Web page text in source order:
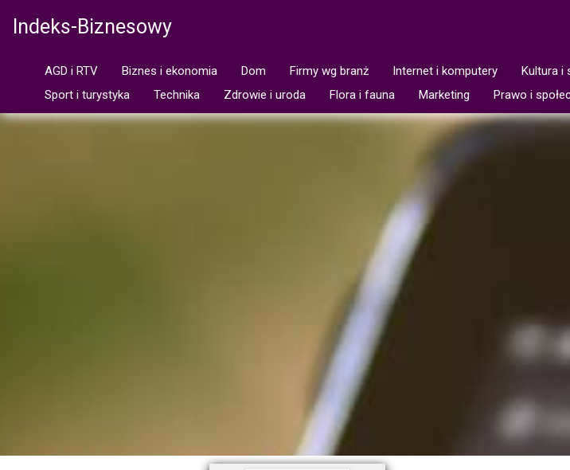
Indeks-Biznesowy
AGD i RTV Biznes i ekonomia Dom Firmy wg branż Internet i komputery Kultura i
Sport i turystyka
Technika Zdrowie i uroda Flora i fauna Marketing Prawo i